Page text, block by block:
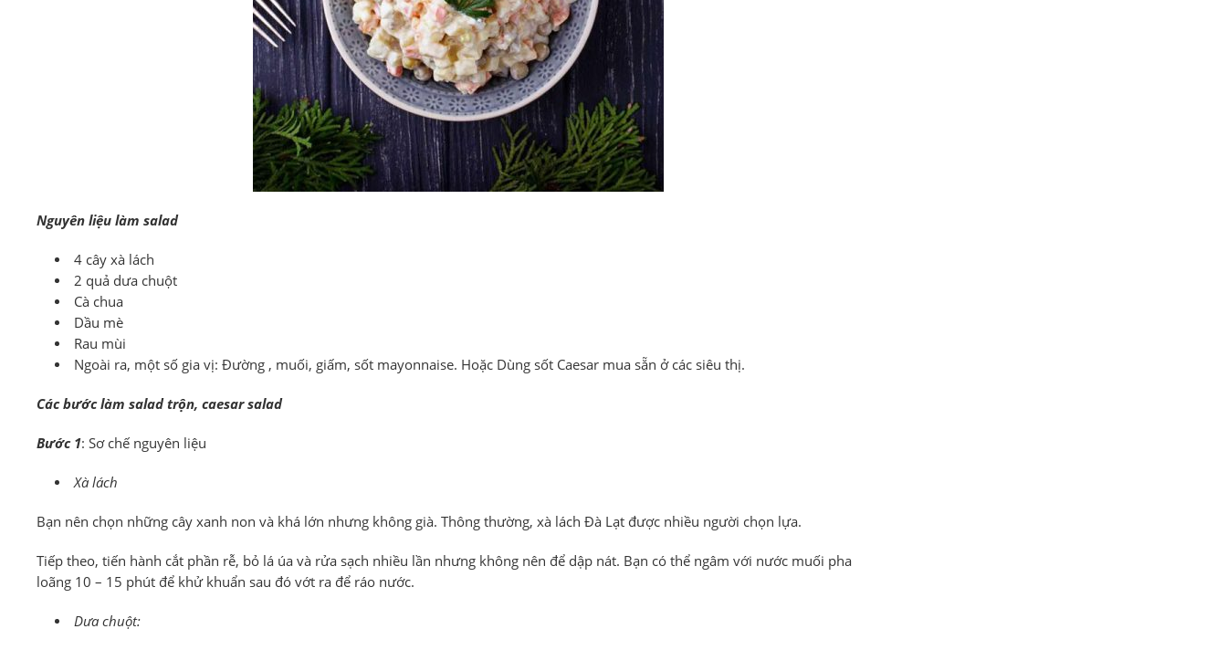
Nguyên liệu làm salad
4 cây xà lách
2 quả dưa chuột
Cà chua
Dầu mè
Rau mùi
Ngoài ra, một số gia vị: Đường , muối, giấm, sốt mayonnaise. Hoặc Dùng sốt Caesar mua sẵn ở các siêu thị.
Các bước làm salad trộn, caesar salad
Bước 1: Sơ chế nguyên liệu
Xà lách
Bạn nên chọn những cây xanh non và khá lớn nhưng không già. Thông thường, xà lách Đà Lạt được nhiều người chọn lựa.
Tiếp theo, tiến hành cắt phần rễ, bỏ lá úa và rửa sạch nhiều lần nhưng không nên để dập nát. Bạn có thể ngâm với nước muối pha
loãng 10 – 15 phút để khử khuẩn sau đó vớt ra để ráo nước.
Dưa chuột: